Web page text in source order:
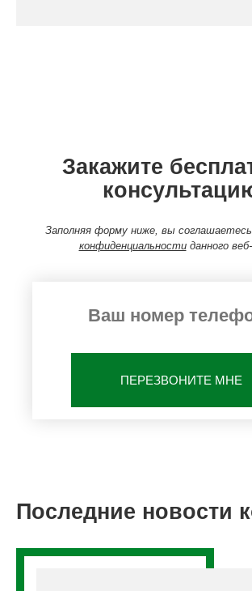
Закажите
Заполняя форму ниже, вы
конфиденциальностиданного
ПЕРЕЗВОНИТЕ МНЕ
Последние новости